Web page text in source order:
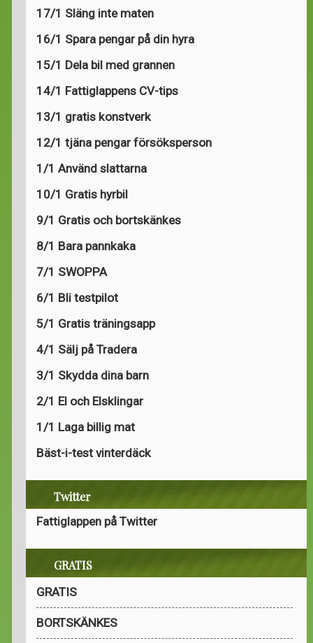
17/1 Släng inte maten
16/1 Spara pengar på din hyra
15/1 Dela bil med grannen
14/1 Fattiglappens CV-tips
13/1 gratis konstverk
12/1 tjäna pengar försöksperson
1/1 Använd slattarna
10/1 Gratis hyrbil
9/1 Gratis och bortskänkes
8/1 Bara pannkaka
7/1 SWOPPA
6/1 Bli testpilot
5/1 Gratis träningsapp
4/1 Sälj på Tradera
3/1 Skydda dina barn
2/1 El och Elsklingar
1/1 Laga billig mat
Bäst-i-test vinterdäck
Twitter
Fattiglappen på Twitter
GRATIS
GRATIS
BORTSKÄNKES